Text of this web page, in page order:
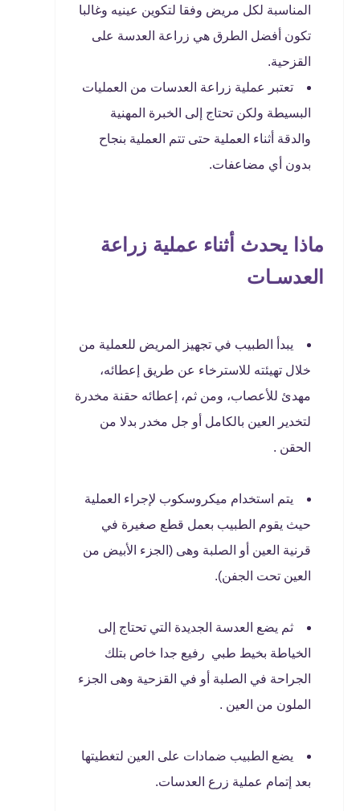
المناسبة لكل مريض وفقا لتكوين عينيه وغالبا
تكون أفضل الطرق هي زراعة العدسة على
القزحية.
تعتبر عملية زراعة العدسات من العمليات
البسيطة ولكن تحتاج إلى الخبرة المهنية
والدقة أثناء العملية حتى تتم العملية بنجاح
بدون أي مضاعفات.
ماذا يحدث أثناء عملية زراعة
العدسـات
يبدأ الطبيب في تجهيز المريض للعملية من
خلال تهيئته للاسترخاء عن طريق إعطائه،
مهدئ للأعصاب، ومن ثم، إعطائه حقنة مخدرة
لتخدير العين بالكامل أو جل مخدر بدلا من
الحقن .
يتم استخدام ميكروسكوب لإجراء العملية
حيث يقوم الطبيب بعمل قطع صغيرة في
قرنية العين أو الصلبة وهى (الجزء الأبيض من
العين تحت الجفن).
ثم يضع العدسة الجديدة التي تحتاج إلى
الخياطة بخيط طبي رفيع جدا خاص بتلك
الجراحة في الصلبة أو في القزحية وهى الجزء
الملون من العين .
يضع الطبيب ضمادات على العين لتغطيتها
بعد إتمام عملية زرع العدسات.